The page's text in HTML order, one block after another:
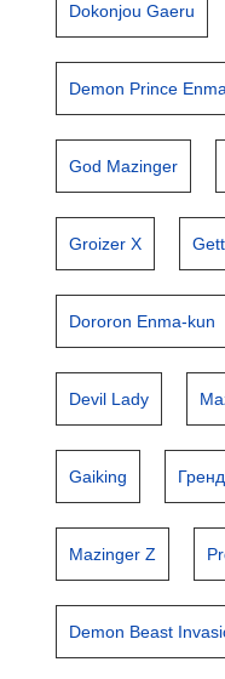
Dokonjou Gaeru
Demon Prince Enma
God Mazinger
Groizer X
Dororon Enma-kun
Devil Lady
Gaiking
Mazinger Z
Demon Beast